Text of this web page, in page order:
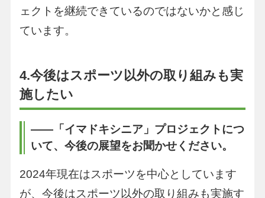
ェクトを継続できているのではないかと感じ
ています。
4.今後はスポーツ以外の取り組みも実
施したい
――「イマドキシニア」プロジェクトにつ
いて、今後の展望をお聞かせください。
2024年現在はスポーツを中心としています
が、今後はスポーツ以外の取り組みも実施す